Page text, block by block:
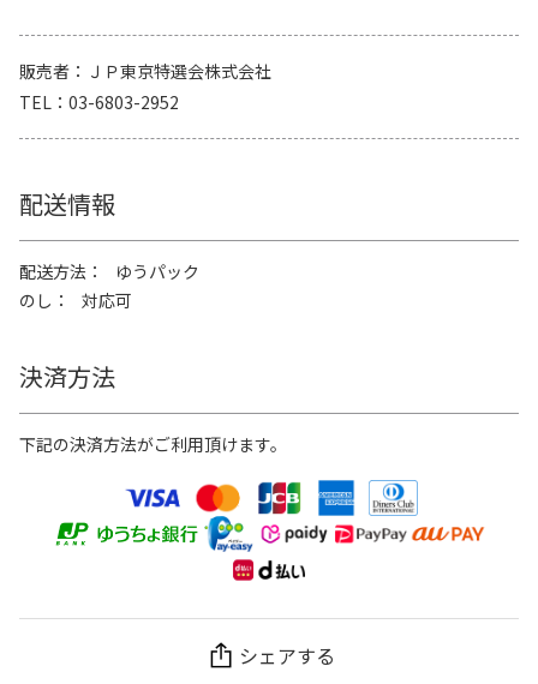
販売者
ＪＰ東京特選会株式会社
TEL
03-6803-2952
配送情報
配送方法
ゆうパック
のし
対応可
決済方法
下記の決済方法がご利用頂けます。
シェアする